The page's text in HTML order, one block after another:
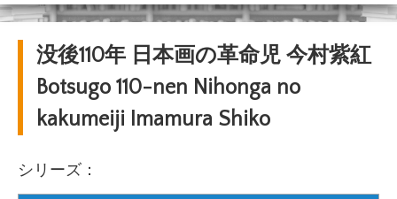
没後110年 日本画の革命児 今村紫紅
Botsugo 110-nen Nihonga no
kakumeiji Imamura Shiko
シリーズ：